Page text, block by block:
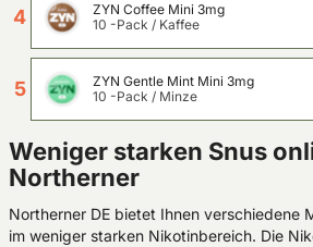
4
ZYN Coffee Mini 3mg
10 -Pack / Kaffee
5
ZYN Gentle Mint Mini 3mg
10 -Pack / Minze
Weniger starken Snus
Northerner
Northerner DE bietet Ihnen verschiedene
im weniger starken Nikotinbereich. Die